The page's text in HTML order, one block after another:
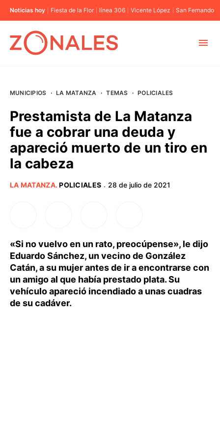
Noticias hoy Fiesta de la Flor línea 306 Vicente López San Fernando
BUENOS AIRES
PROVINCIAS
MUNICIPIOS · LA MATANZA · TEMAS · POLICIALES
Prestamista de La Matanza
fue a cobrar una deuda y
apareció muerto de un tiro en
la cabeza
LA MATANZA.POLICIALES · 28 de julio de 2021
«Si no vuelvo en un rato, preocúpense», le dijo
Eduardo Sánchez, un vecino de González
Catán, a su mujer antes de ir a encontrarse con
un amigo al que había prestado plata. Su
vehículo apareció incendiado a unas cuadras
de su cadáver.